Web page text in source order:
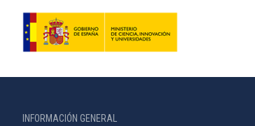
INFORMACIÓN GENERAL